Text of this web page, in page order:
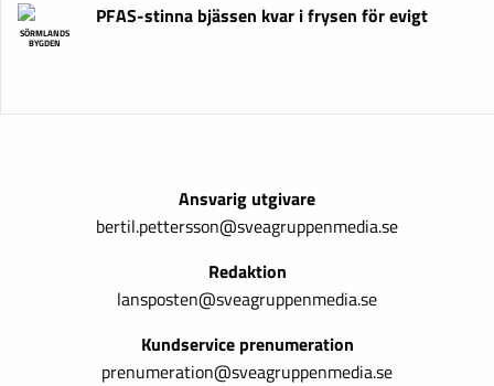
SÖRMLANDS
BYGDEN
PFAS-stinna bjässen kvar i frysen för evigt
Ansvarig utgivare
bertil.pettersson@sveagruppenmedia.se
Redaktion
lansposten@sveagruppenmedia.se
Kundservice prenumeration
prenumeration@sveagruppenmedia.se